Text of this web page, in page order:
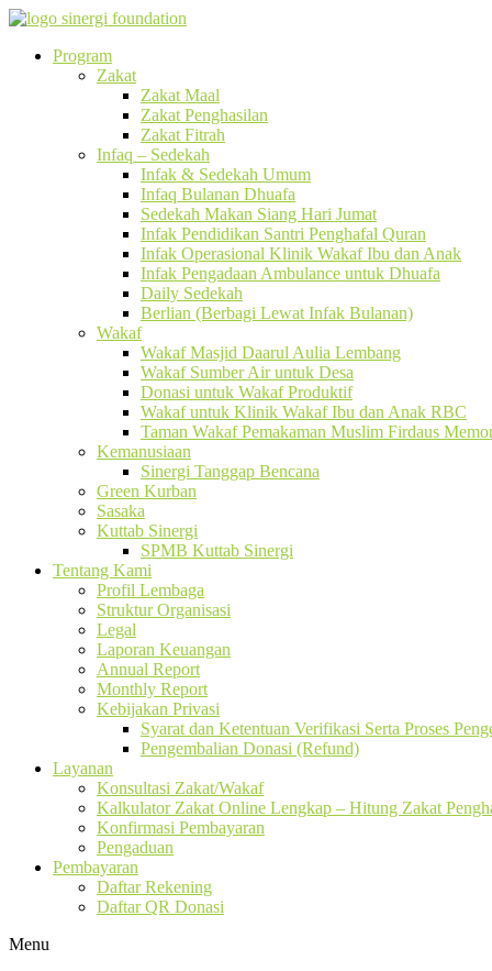
Program
Zakat
Zakat Maal
Zakat Penghasilan
Zakat Fitrah
Infaq – Sedekah
Infak & Sedekah Umum
Infaq Bulanan Dhuafa
Sedekah Makan Siang Hari Jumat
Infak Pendidikan Santri Penghafal Quran
Infak Operasional Klinik Wakaf Ibu dan Anak
Infak Pengadaan Ambulance untuk Dhuafa
Daily Sedekah
Berlian (Berbagi Lewat Infak Bulanan)
Wakaf
Wakaf Masjid Daarul Aulia Lembang
Wakaf Sumber Air untuk Desa
Donasi untuk Wakaf Produktif
Wakaf untuk Klinik Wakaf Ibu dan Anak RBC
Taman Wakaf Pemakaman Muslim Firdaus
Kemanusiaan
Sinergi Tanggap Bencana
Green Kurban
Sasaka
Kuttab Sinergi
SPMB Kuttab Sinergi
Tentang Kami
Profil Lembaga
Struktur Organisasi
Legal
Laporan Keuangan
Annual Report
Monthly Report
Kebijakan Privasi
Syarat dan Ketentuan Verifikasi Serta Proses
Pengembalian Donasi (Refund)
Layanan
Konsultasi Zakat/Wakaf
Kalkulator Zakat Online Lengkap – Hitung Zakat
Konfirmasi Pembayaran
Pengaduan
Pembayaran
Daftar Rekening
Daftar QR Donasi
Menu